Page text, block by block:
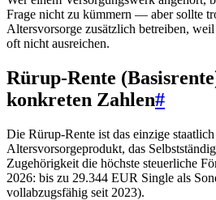
Frage nicht zu kümmern — aber sollte
Altersvorsorge zusätzlich betreiben,
oft nicht ausreichen.
Rürup-Rente
konkreten Zahlen#
Die Rürup-Rente ist das einzige
Altersvorsorgeprodukt, das
Zugehörigkeit die höchste steuerliche
2026: bis zu 29.344 EUR Single als
vollabzugsfähig seit 2023).